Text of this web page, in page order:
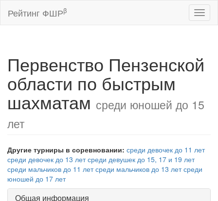
Рейтинг ФШРβ
Первенство Пензенской
области по быстрым
шахматам среди юношей до 15
лет
Другие турниры в соревновании: среди девочек до 11 лет
среди девочек до 13 лет среди девушек до 15, 17 и 19 лет
среди мальчиков до 11 лет среди мальчиков до 13 лет среди
юношей до 17 лет
Общая информация